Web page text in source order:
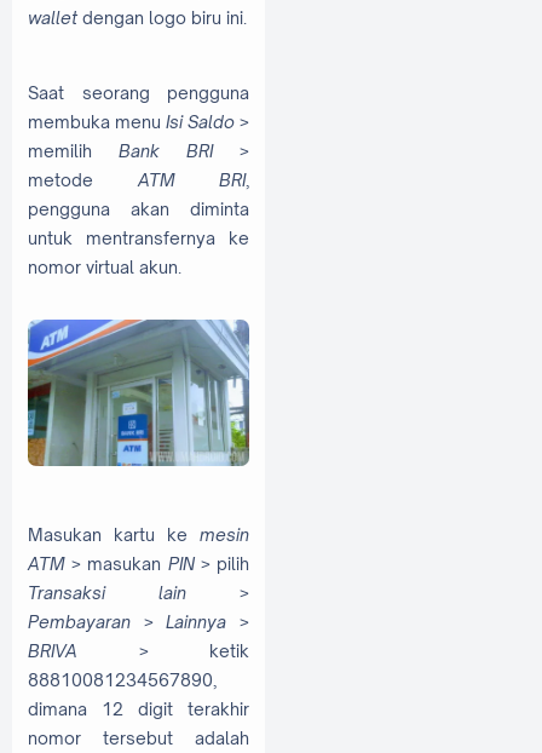
wallet dengan logo biru ini.
Saat seorang pengguna
membuka menu Isi Saldo >
memilih Bank BRI>
metode ATM BRI,
pengguna akan diminta
untuk mentransfernya ke
nomor virtual akun.
Masukan kartu ke mesin
ATM > masukan PIN> pilih
Transaksi lain >
Pembayaran >Lainnya >
BRIVA > ketik
88810081234567890,
dimana 12 digit terakhir
nomor tersebut adalah